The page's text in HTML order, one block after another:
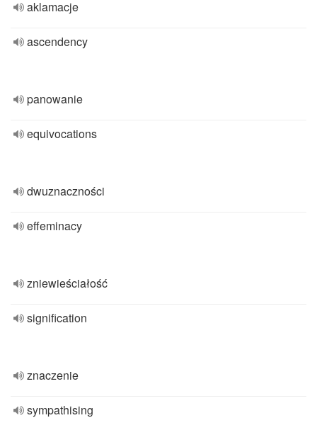
aklamacje
ascendency
panowanie
equivocations
dwuznaczności
effeminacy
zniewieściałość
signification
znaczenie
sympathising